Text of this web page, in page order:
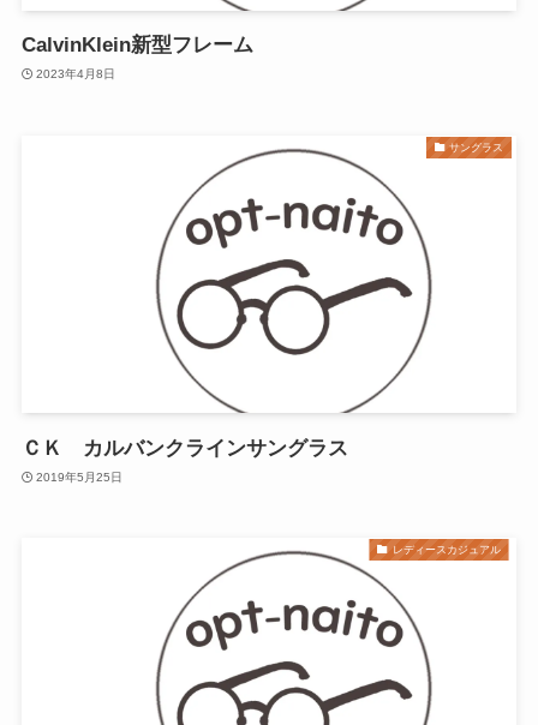
CalvinKlein新型フレーム
2023年4月8日
サングラス
ＣＫ カルバンクラインサングラス
2019年5月25日
レディースカジュアル